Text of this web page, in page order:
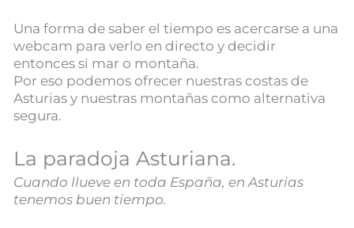
Una forma de saber el tiempo es acercarse a una
webcam para verlo en directo y decidir
entonces si mar o montaña.
Por eso podemos ofrecer nuestras costas de
Asturias y nuestras montañas como alternativa
segura.
La paradoja Asturiana.
Cuando llueve en toda España, en Asturias
tenemos buen tiempo.